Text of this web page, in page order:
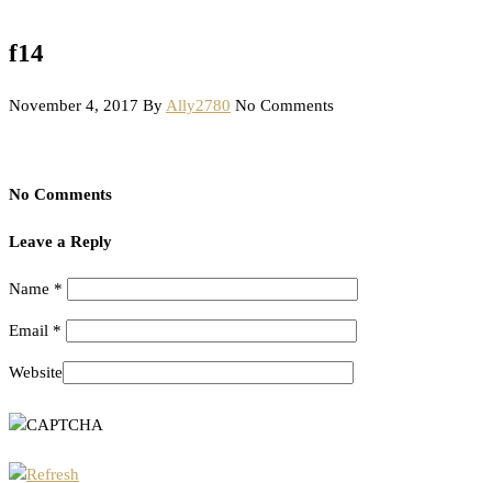
f14
November 4, 2017 By Ally2780 No Comments
No Comments
Leave a Reply
Name *
Email *
Website